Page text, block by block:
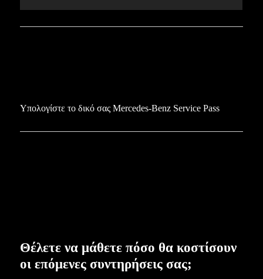
Υπολογίστε το δικό σας Mercedes-Benz Service Pass
Θέλετε να μάθετε πόσο θα κοστίσουν
οι επόμενες συντηρήσεις σας;